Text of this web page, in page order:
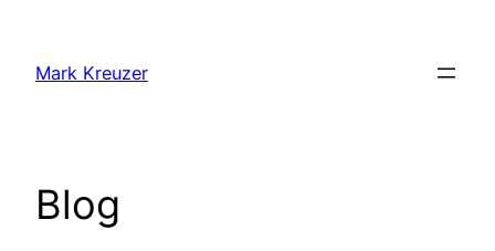
springen
Mark Kreuzer
Blog